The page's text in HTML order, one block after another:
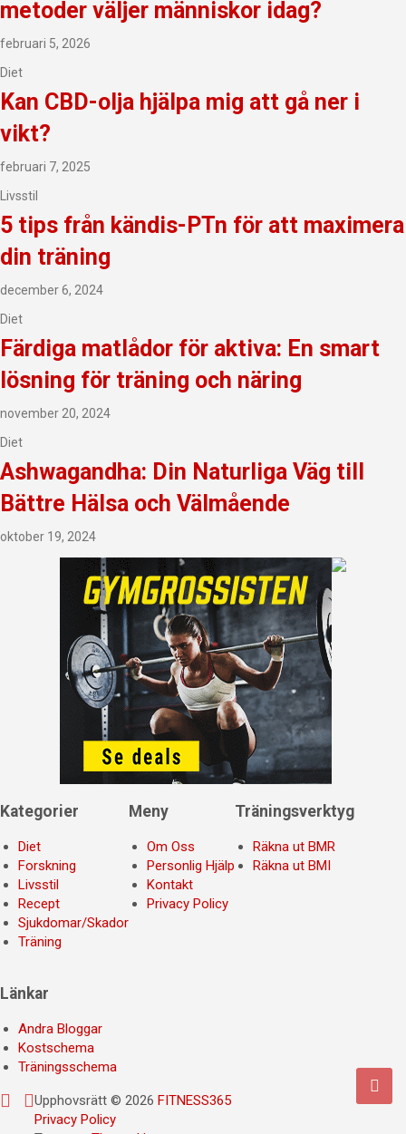
metoder väljer människor idag?
februari 5, 2026
Diet
Kan CBD-olja hjälpa mig att gå ner i
vikt?
februari 7, 2025
Livsstil
5 tips från kändis-PTn för att maximera
din träning
december 6, 2024
Diet
Färdiga matlådor för aktiva: En smart
lösning för träning och näring
november 20, 2024
Diet
Ashwagandha: Din Naturliga Väg till
Bättre Hälsa och Välmående
oktober 19, 2024
Kategorier
Diet
Forskning
Livsstil
Recept
Sjukdomar/Skador
Träning
Meny
Om Oss
Personlig Hjälp
Kontakt
Privacy Policy
Träningsverktyg
Räkna ut BMR
Räkna ut BMI
Länkar
Andra Bloggar
Kostschema
Träningsschema
Upphovsrätt © 2026 FITNESS365
Privacy Policy